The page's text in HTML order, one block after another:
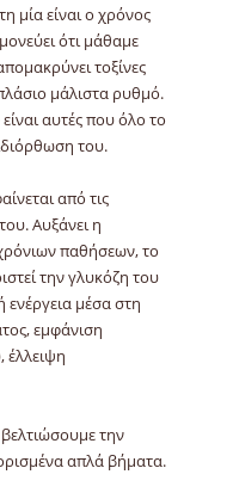
μία είναι ο χρόνος
ότι μάθαμε
τοξίνες
μάλιστα ρυθμό.
αυτές που όλο το
του.
από τις
Αυξάνει η
παθήσεων, το
την γλυκόζη του
μέσα στη
εμφάνιση
έλλειψη
την
απλά βήματα.